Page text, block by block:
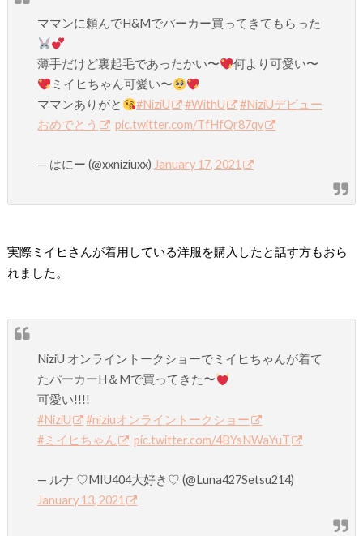
ママンに頼んでH&Mでパーカー買ってきてもらった
薄手だけど裏起毛であったかい〜
何より可愛い〜
ミイヒちゃん可愛い〜
ママンありがと
#NiziU #WithU
#NiziUデビュー
おめでとう
pic.twitter.com/TfHfQr87qv
— はにー (@xxniziuxx) January 17, 2021
実際ミイヒさんが着用している洋服を購入したと話す方もおら
れました。
NiziU オンライントークショーでミイヒちゃんが着て
たパーカーH＆Mで買ってきた〜
可愛い!!!!
#NiziU
#niziuオンライントークショー
#ミイヒちゃん
pic.twitter.com/4BYsNWaYuT
— ルナ ♡MIU404大好き♡ (@Luna427Setsu214)
January 13, 2021